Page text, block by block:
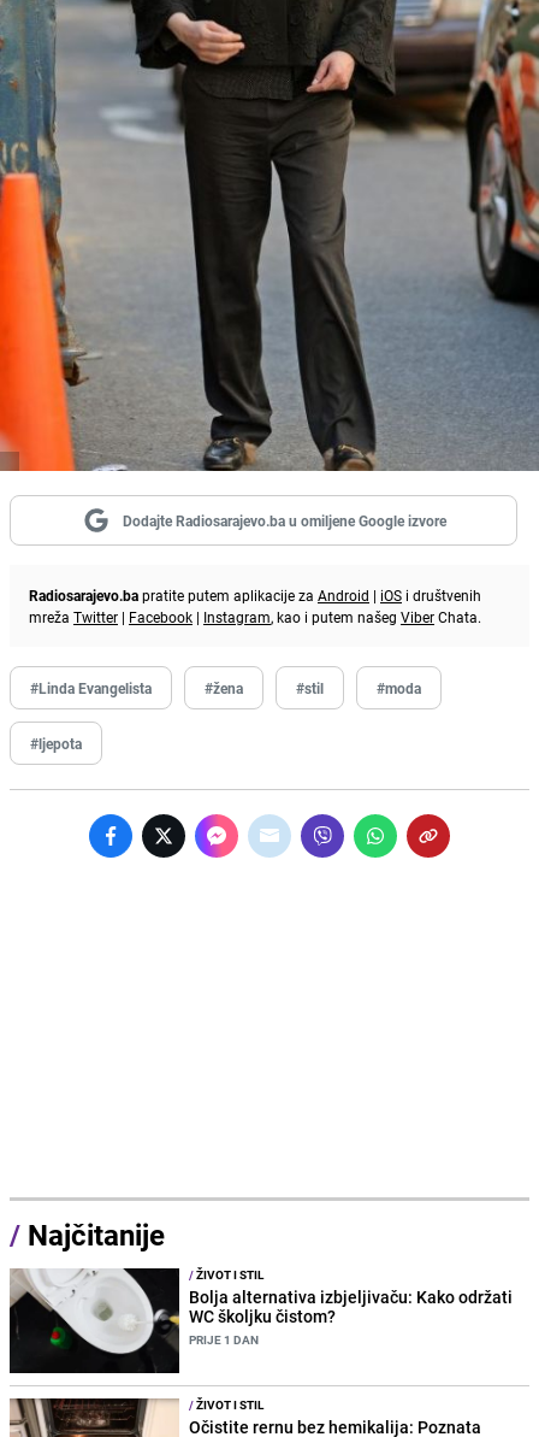
Dodajte Radiosarajevo.ba u omiljene Google izvore
Radiosarajevo.bapratite putem aplikacije za Android | iOS i društvenih
mreža Twitter | Facebook | Instagram, kao i putem našeg ViberChata.
#Linda Evangelista #žena #stil #moda
#ljepota
/ Najčitanije
/ŽIVOT I STIL
Bolja alternativa izbjeljivaču: Kako održati
WC školjku čistom?
PRIJE 1 DAN
/ŽIVOT I STIL
Očistite rernu bez hemikalija: Poznata